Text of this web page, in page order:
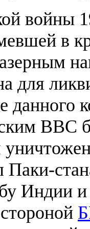
войны
в
для
данного
ВВС
Индии